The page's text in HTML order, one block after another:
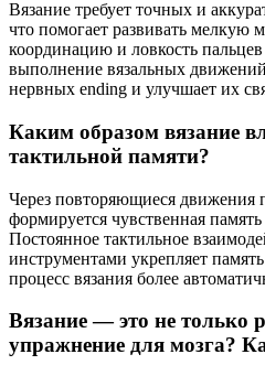
Вязание требует точных и
что помогает развивать мелкую
координацию и ловкость
выполнение вязальных
нервных ending и улучшает их
Каким образом вязание
тактильной памяти?
Через повторяющиеся движения
формируется чувственная
Постоянное тактильное
инструментами укрепляет
процесс вязания более
Вязание — это не только
упражнение для мозга?